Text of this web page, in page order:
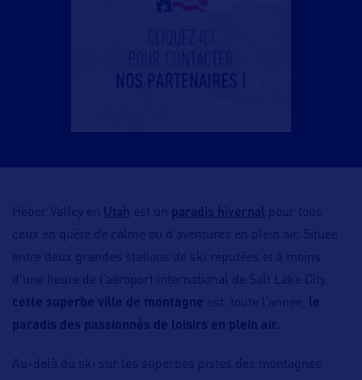
Heber Valley en Utah est un paradis hivernal pour tous
ceux en quête de calme ou d’aventures en plein air. Située
entre deux grandes stations de ski réputées et à moins
d’une heure de l’aéroport international de Salt Lake City,
cette superbe ville de montagne est, toute l’année,
le
paradis des passionnés de loisirs en plein air.
Au-delà du ski sur les superbes pistes des montagnes